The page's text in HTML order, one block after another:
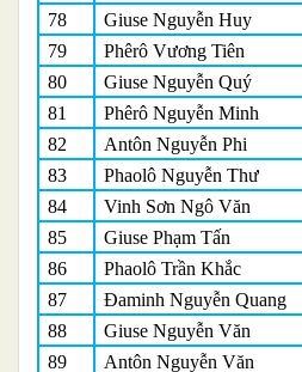
78
Giuse Nguyễn Huy
79
Phêrô Vương Tiên
80
Giuse Nguyễn Quý
81
Phêrô Nguyễn Minh
82
Antôn Nguyễn Phi
83
Phaolô Nguyễn Thư
84
Vinh Sơn Ngô Văn
85
Giuse Phạm Tấn
86
Phaolô Trần Khắc
87
Đaminh Nguyễn Quang
88
Giuse Nguyễn Văn
89
Antôn Nguyễn Văn